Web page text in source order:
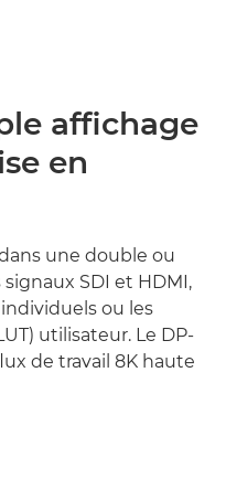
affichage
en
une double ou
SDI et HDMI,
ou les
utilisateur. Le DP-
de travail 8K haute